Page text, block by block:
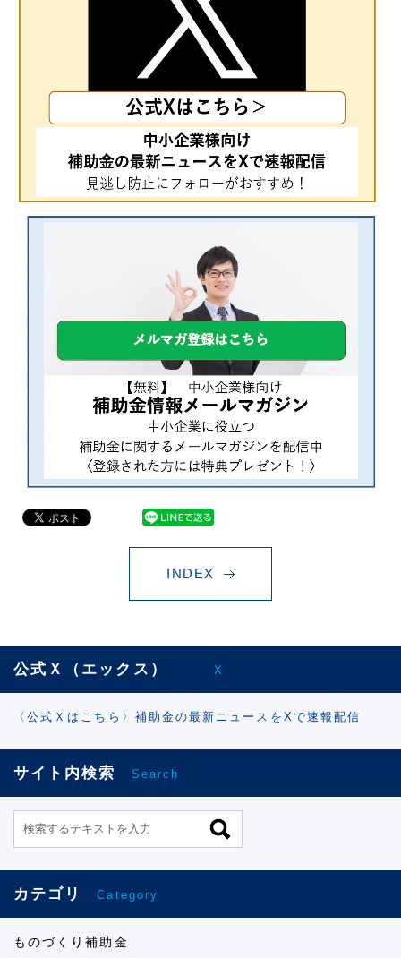
INDEX
公式Ｘ（エックス） X
〈公式Ｘはこちら〉補助金の最新ニュースをXで速報配信
サイト内検索 Search
カテゴリ Category
ものづくり補助金